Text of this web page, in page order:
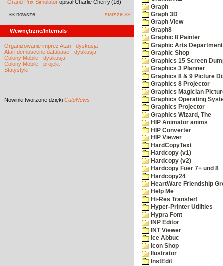
Grand Prix Simulator opisał Charlie Cherry (16)
«« nowsze starsze »»
Wewnętrzne/Internals
Organizowanie imprez Atari - dyskusja
Atari demoscene database - dyskusja
Colony Mobile - dyskusja
Colony Mobile - projekt
Statystyki
Nowinki tworzone dzięki CuteNews
Graph
Graph 3D
Graph View
Graph8
Graphic 8 Painter
Graphic Arts Department
Graphic Shop
Graphics 15 Screen
Graphics 3 Planner
Graphics 8 & 9 Picture
Graphics 8 Projector
Graphics Magician
Graphics Operating
Graphics Projector
Graphics Wizard, The
HIP Animator anims
HIP Converter
HIP Viewer
HardCopyText
Hardcopy (v1)
Hardcopy (v2)
Hardcopy Fuer 7+ und 8
Hardcopy24
HeartWare Friendship
Help Me
Hi-Res Transfer!
Hyper-Printer Utilities
Hypra Font
INP Editor
INT Viewer
Ice Abbuc
Icon Shop
Ilustrator
InstEdit